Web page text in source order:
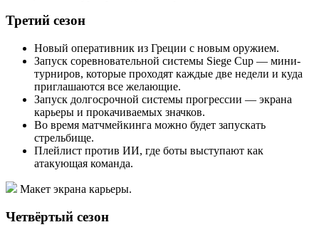
Третий сезон
Новый оперативник из Греции с новым оружием.
Запуск соревновательной системы Siege Cup — мини-
турниров, которые проходят каждые две недели и куда
приглашаются все желающие.
Запуск долгосрочной системы прогрессии — экрана
карьеры и прокачиваемых значков.
Во время матчмейкинга можно будет запускать
стрельбище.
Плейлист против ИИ, где боты выступают как
атакующая команда.
Макет экрана карьеры.
Четвёртый сезон